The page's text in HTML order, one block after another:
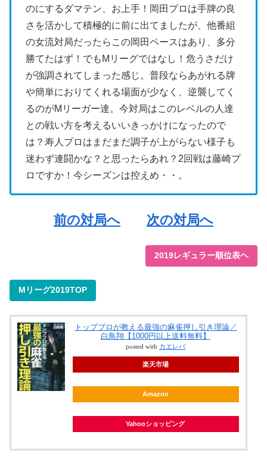
のにするダマテン、お上手！岡田プロは手牌の良
さを活かして積極的に前に出てましたが、他番組
の女流対局だったらこの岡田ペースはあり、多分
勝てたはず！でもMリーグではなし！危うさだけ
が強調されてしまった感じ。普段ならあがれる牌
や簡単におりてくれる場面が少なく、逆襲してく
るのがMリーガー達。今対局はこのレベルの人達
との戦い方を考えるいいきっかけになったので
は？寿人プロはまだまだ調子が上がらない様子も
迷わず連闘かな？と思ったらあれ？2回戦は藤崎プ
ロですか！今シーズンは控えめ・・。
前の対局へ 次の対局へ
2019レギュラー順位表ヘ
Mリーグ2019TOP
トッププロが教える最強の麻雀押し引き理論／
白鳥翔【1000円以上送料無料】
posted with カエレバ
楽天市場
Amazon
Yahooショッピング